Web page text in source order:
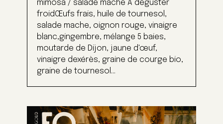
mimosa / salade mâche À déguster
froidŒufs frais, huile de tournesol,
salade mache, oignon rouge, vinaigre
blanc,gingembre, mélange 5 baies,
moutarde de Dijon, jaune d'œuf,
vinaigre dexérès, graine de courge bio,
graine de tournesol...